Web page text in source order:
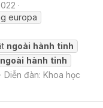
europa
ngoài hành tinh
ngoài hành tinh
Diễn đàn: Khoa học